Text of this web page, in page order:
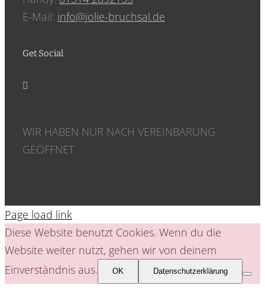
E-Mail: info@jolie-bruchsal.de
Get Social
WIR HABEN NUR NACH VEREINBARUNG
GEÖFFNET
Page load link
Diese Website benutzt Cookies. Wenn du die
Website weiter nutzt, gehen wir von deinem
Einverständnis aus.
OK Datenschutzerklärung